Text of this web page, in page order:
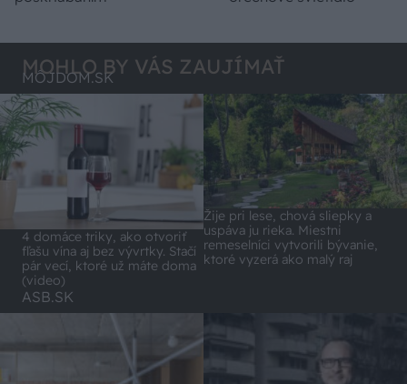
MOHLO BY VÁS ZAUJÍMAŤ
MÔJDOM.SK
4 domáce triky, ako otvoriť
fľašu vína aj bez vývrtky. Stačí
pár vecí, ktoré už máte doma
(video)
Žije pri lese, chová sliepky a
uspáva ju rieka. Miestni
remeselníci vytvorili bývanie,
ktoré vyzerá ako malý raj
ASB.SK